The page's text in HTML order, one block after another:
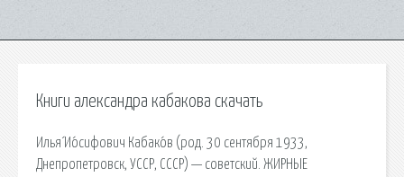
Книги александра кабакова скачать
Илья́ Ио́сифович Кабако́в (род. 30 сентября 1933,
Днепропетровск, УССР, СССР) — советский. ЖИРНЫЕ